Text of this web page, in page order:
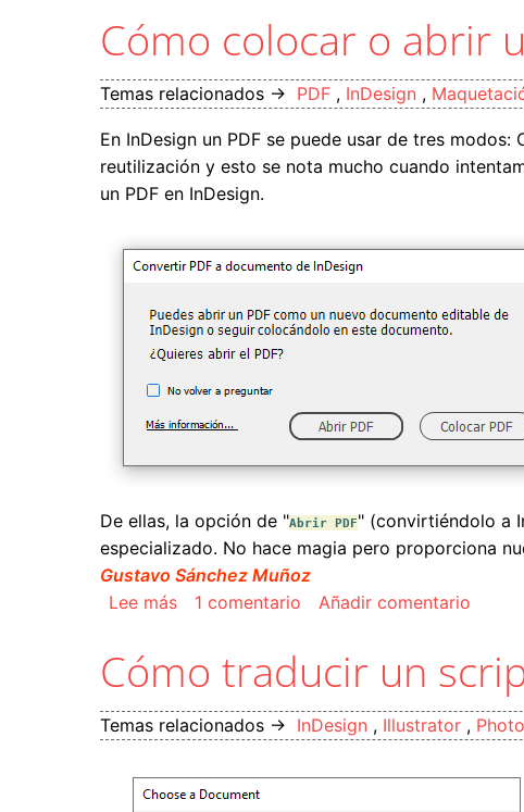
Cómo colocar o abrir
Temas relacionados → PDF , InDesign ,
En InDesign un PDF se puede usar de tres modos:
reutilización y esto se nota mucho cuando
un PDF en InDesign.
De ellas, la opción de "Abrir PDF" (convirtiéndolo a
especializado. No hace magia pero proporciona
Gustavo Sánchez Muñoz
Lee mássobre Cómo colocar o abrir un PDF en
1 comentario Añadir comentario
Cómo traducir un
Temas relacionados → InDesign , Illustrator ,